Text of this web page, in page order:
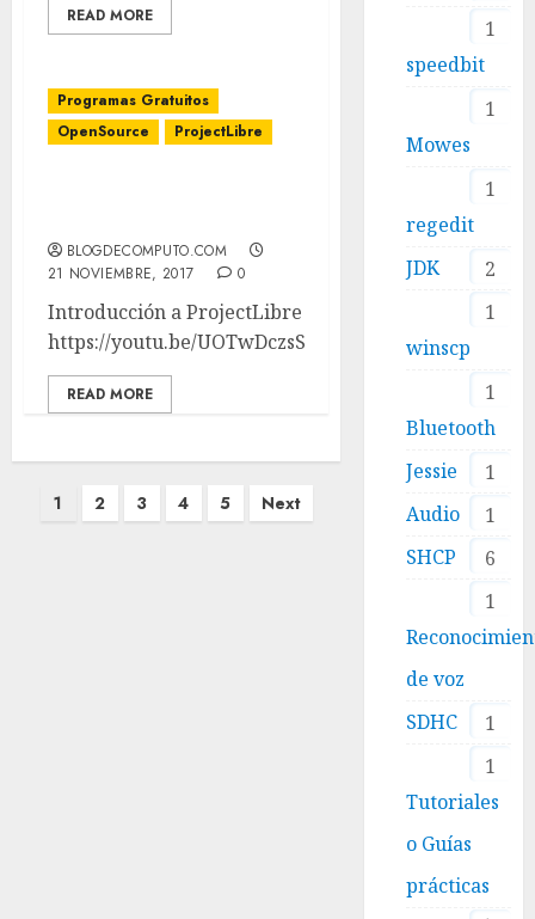
READ MORE
Programas Gratuitos
OpenSource
ProjectLibre
BLOGDECOMPUTO.COM
21 NOVIEMBRE, 2017
0
Introducción a ProjectLibre
https://youtu.be/UOTwDczsSAw
READ MORE
Paginación
1 2 3 4 5 Next
1
speedbit
1
Mowes
1
regedit
2
JDK
1
winscp
1
Bluetooth
1
Jessie
1
Audio
6
SHCP
1
de voz
1
SDHC
1
Tutoriales
o Guías
prácticas